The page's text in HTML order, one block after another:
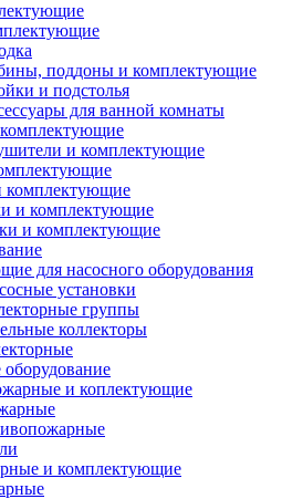
поддоны и комплектующие
и подстолья
для ванной комнаты
и комплектующие
комплектующие
и комплектующие
и комплектующие
для насосного оборудования
установки
группы
коллекторы
и коплектующие
и комплектующие